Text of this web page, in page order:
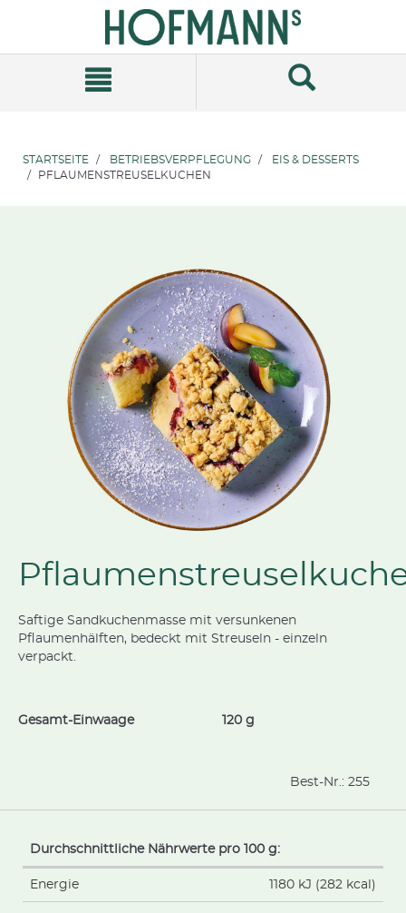
Navigationsmenü
STARTSEITE BETRIEBSVERPFLEGUNG
EIS & DESSERTS
PFLAUMENSTREUSELKUCHEN
Saftige Sandkuchenmasse mit versunkenen
Pflaumenhälften, bedeckt mit Streuseln - einzeln
verpackt.
Gesamt-Einwaage 120 g
Best-Nr.: 255
Durchschnittliche Nährwerte pro 100 g:
Energie 1180 kJ (282 kcal)